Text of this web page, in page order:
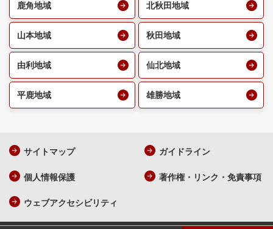
鹿角地域 北秋田地域
山本地域 秋田地域
由利地域 仙北地域
平鹿地域 雄勝地域
サイトマップ ガイドライン
個人情報保護 著作権・リンク・免責事項
ウェブアクセシビリティ